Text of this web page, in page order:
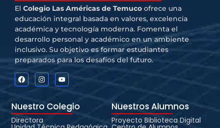
El Colegio Las Américas de Temuco ofrece una
educación integral basada en valores, excelencia
académica y tecnología moderna. Fomenta el
desarrollo personal y académico en un ambiente
inclusivo. Su objetivo es formar estudiantes
preparados para los desafíos del futuro.
Nuestro Colegio
Directora
Nuestros Alumnos
Proyecto Biblioteca Digital